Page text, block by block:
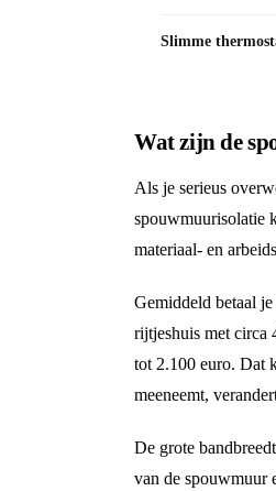
Slimme
Wat zijn de
Als je serieus
spouwmuurisolatie
materiaal- en
Gemiddeld betaal
rijtjeshuis met circa
tot 2.100 euro. Dat
meeneemt,
De grote
van de spouwmuur